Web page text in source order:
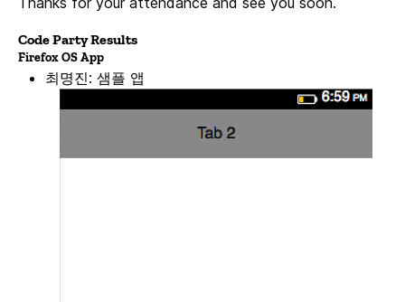
Code Party Results
Firefox OS App
최명진: 샘플 앱